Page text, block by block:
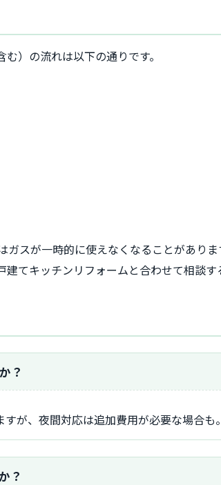
）の流れは以下の通りです。
スが一時的に使えなくなることがありま
てキッチンリフォームと合わせて相談す
？
が、夜間対応は追加費用が必要な場合も
？